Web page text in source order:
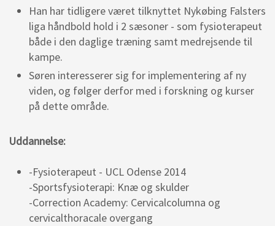
Han har tidligere været tilknyttet Nykøbing Falsters
liga håndbold hold i 2 sæsoner - som fysioterapeut
både i den daglige træning samt medrejsende til
kampe.
Søren interesserer sig for implementering af ny
viden, og følger derfor med i forskning og kurser
på dette område.
Uddannelse:
-​Fysioterapeut - UCL Odense 2014
-​Sportsfysioterapi: Knæ og skulder
-​Correction Academy: Cervicalcolumna og
cervicalthoracale overgang